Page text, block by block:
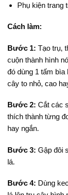
Phụ kiện trang
Cách làm:
Bước 1: Tạo trụ,
cuộn thành hình
đó dùng 1 tấm
cây to nhỏ, cao
Bước 2: Cắt các
thích thành từng
hay ngắn.
Bước 3: Gập đôi
lá.
Bước 4: Dùng